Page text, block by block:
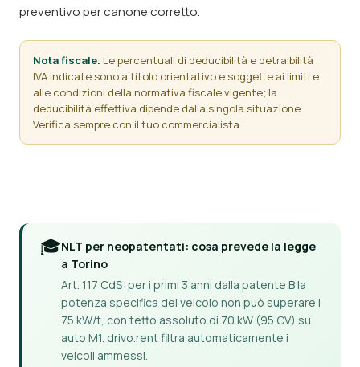
preventivo per canone corretto.
Nota fiscale. Le percentuali di deducibilità e detraibilità
IVA indicate sono a titolo orientativo e soggette ai limiti e
alle condizioni della normativa fiscale vigente; la
deducibilità effettiva dipende dalla singola situazione.
Verifica sempre con il tuo commercialista.
🎓NLT per neopatentati: cosa prevede la legge
a Torino
Art. 117 CdS: per i primi 3 anni dalla patente B la
potenza specifica del veicolo non può superare i
75 kW/t, con tetto assoluto di 70 kW (95 CV) su
auto M1. drivo.rent filtra automaticamente i
veicoli ammessi.